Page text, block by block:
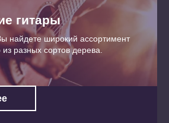
гитары
найдете широкий ассортимент
из разных сортов дерева.